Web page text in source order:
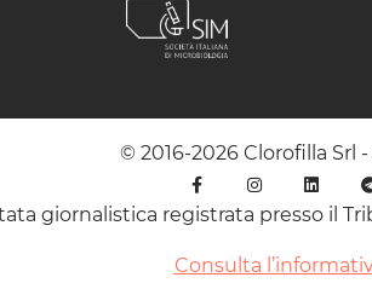
© 2016-2026 Clorofilla Srl
giornalistica registrata presso il
Consulta